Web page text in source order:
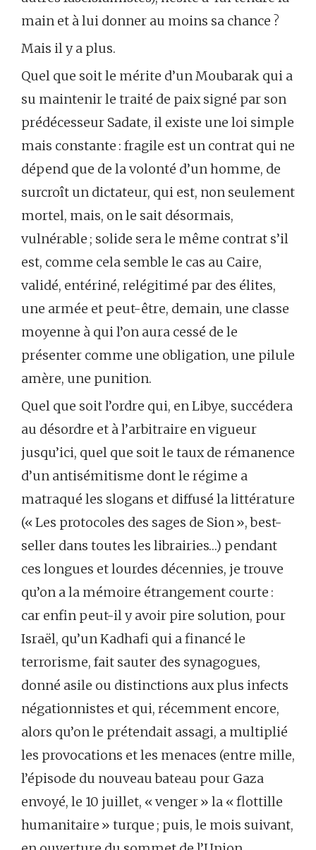
main et à lui donner au moins sa chance ?
Mais il y a plus.
Quel que soit le mérite d’un Moubarak qui a
su maintenir le traité de paix signé par son
prédécesseur Sadate, il existe une loi simple
mais constante : fragile est un contrat qui ne
dépend que de la volonté d’un homme, de
surcroît un dictateur, qui est, non seulement
mortel, mais, on le sait désormais,
vulnérable ; solide sera le même contrat s’il
est, comme cela semble le cas au Caire,
validé, entériné, relégitimé par des élites,
une armée et peut-être, demain, une classe
moyenne à qui l’on aura cessé de le
présenter comme une obligation, une pilule
amère, une punition.
Quel que soit l’ordre qui, en Libye, succédera
au désordre et à l’arbitraire en vigueur
jusqu’ici, quel que soit le taux de rémanence
d’un antisémitisme dont le régime a
matraqué les slogans et diffusé la littérature
(« Les protocoles des sages de Sion », best-
seller dans toutes les librairies…) pendant
ces longues et lourdes décennies, je trouve
qu’on a la mémoire étrangement courte :
car enfin peut-il y avoir pire solution, pour
Israël, qu’un Kadhafi qui a financé le
terrorisme, fait sauter des synagogues,
donné asile ou distinctions aux plus infects
négationnistes et qui, récemment encore,
alors qu’on le prétendait assagi, a multiplié
les provocations et les menaces (entre mille,
l’épisode du nouveau bateau pour Gaza
envoyé, le 10 juillet, « venger » la « flottille
humanitaire » turque ; puis, le mois suivant,